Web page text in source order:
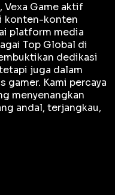
Vexa Game aktif
konten-konten
platform media
Top Global di
dedikasi
juga dalam
Kami percaya
menyenangkan
andal, terjangkau,